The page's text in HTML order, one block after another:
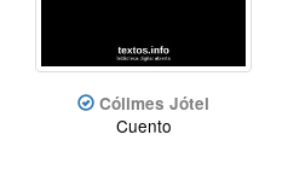
Cólimes Jótel
Cuento